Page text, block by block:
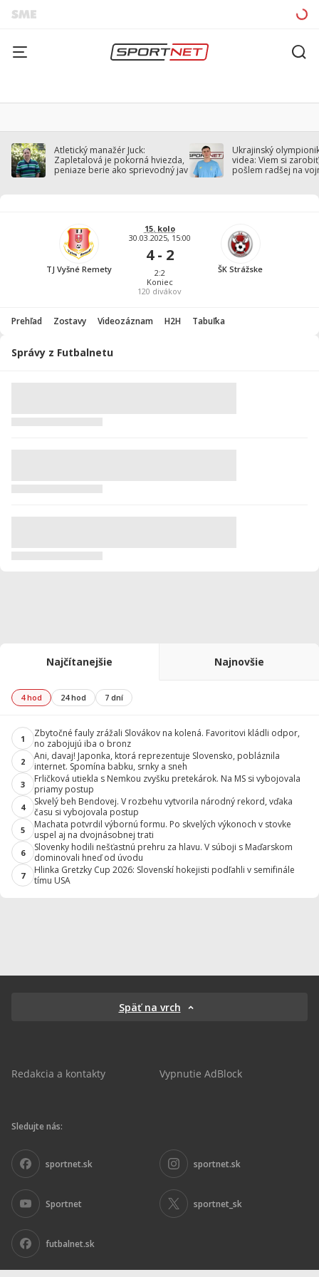
Atletický manažér Juck:
Zapletalová je pokorná hviezda,
peniaze berie ako sprievodný jav
Ukrajinský
videa: Viem si
pošlem radšej na
TJ Vyšné Remety
15. kolo
30.03.2025, 15:00
4 - 2
2:2
Koniec
120 divákov
ŠK Strážske
Prehľad Zostavy Videozáznam H2H Tabuľka
Správy z Futbalnetu
Najčítanejšie Najnovšie
4 hod 24 hod 7 dní
1
Zbytočné fauly zrážali Slovákov na kolená. Favoritovi kládli odpor,
no zabojujú iba o bronz
2
Ani, davaj! Japonka, ktorá reprezentuje Slovensko, pobláznila
internet. Spomína babku, srnky a sneh
3
Frličková utiekla s Nemkou zvyšku pretekárok. Na MS si vybojovala
priamy postup
4
Skvelý beh Bendovej. V rozbehu vytvorila národný rekord, vďaka
času si vybojovala postup
5
Machata potvrdil výbornú formu. Po skvelých výkonoch v stovke
uspel aj na dvojnásobnej trati
6
Slovenky hodili nešťastnú prehru za hlavu. V súboji s Maďarskom
dominovali hneď od úvodu
7
Hlinka Gretzky Cup 2026: Slovenskí hokejisti podľahli v semifinále
tímu USA
Späť na vrch
Redakcia a kontakty Vypnutie AdBlock
Sledujte nás:
sportnet.sk sportnet.sk
Sportnet sportnet_sk
futbalnet.sk